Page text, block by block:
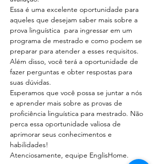
Essa é uma excelente oportunidade para
aqueles que desejam saber mais sobre a
prova linguística  para ingressar em um
programa de mestrado e como podem se
preparar para atender a esses requisitos.
Além disso, você terá a oportunidade de
fazer perguntas e obter respostas para
suas dúvidas.
Esperamos que você possa se juntar a nós
e aprender mais sobre as provas de
proficiência linguística para mestrado. Não
perca essa oportunidade valiosa de
aprimorar seus conhecimentos e
habilidades!
Atenciosamente, equipe EnglisHome.